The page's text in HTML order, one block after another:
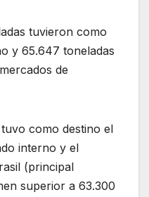
tuvieron como
y 65.647 toneladas
de
como destino el
interno y el
(principal
superior a 63.300